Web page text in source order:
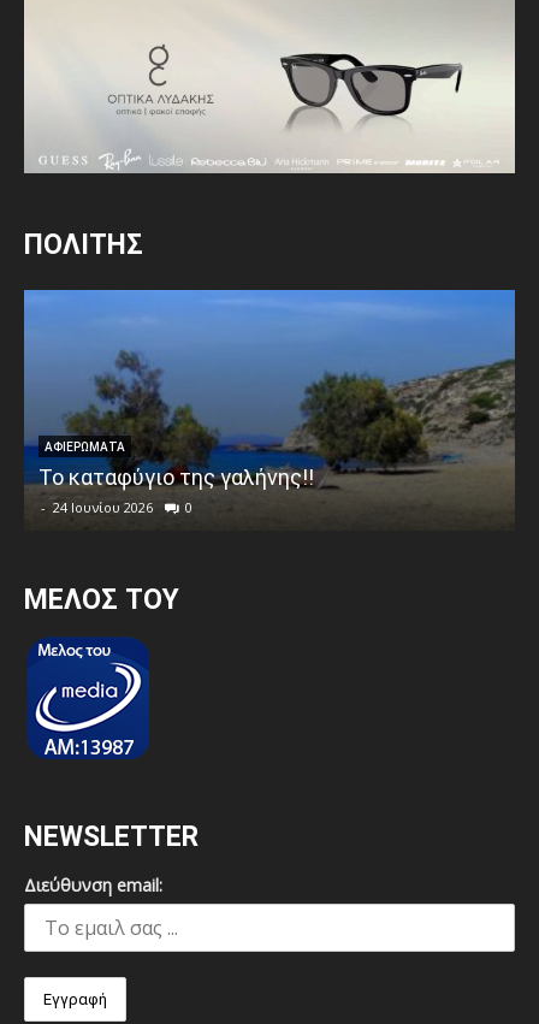
ΠΟΛΙΤΗΣ
ΑΦΙΕΡΩΜΑΤΑ
Το καταφύγιο της γαλήνης!!
- 24 Ιουνίου 2026 0
MEΛΟΣ ΤΟΥ
NEWSLETTER
Διεύθυνση email: